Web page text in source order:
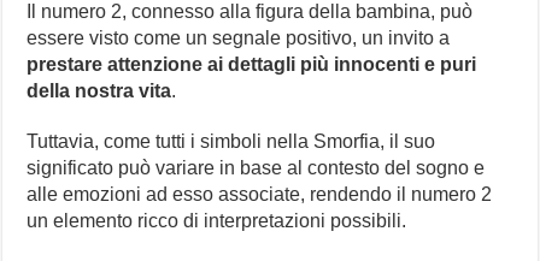
Il numero 2, connesso alla figura della bambina, può
essere visto come un segnale positivo, un invito a
prestare attenzione ai dettagli più innocenti e puri
della nostra vita.
Tuttavia, come tutti i simboli nella Smorfia, il suo
significato può variare in base al contesto del sogno e
alle emozioni ad esso associate, rendendo il numero 2
un elemento ricco di interpretazioni possibili.